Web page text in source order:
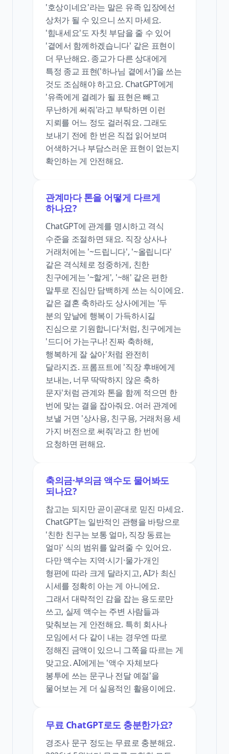
'호상이네요'라는 말은 유족 입장에선
상처가 될 수 있으니 쓰지 마세요.
'힘내세요'도 자칫 부담을 줄 수 있어
'곁에서 함께하겠습니다' 같은 표현이
더 무난해요. 종교가 다른 상대에게
특정 종교 표현('하나님 곁에서')을 쓰는
것도 조심해야 하고요. ChatGPT에게
'유족에게 결례가 될 표현은 빼고
무난하게 써줘'라고 부탁하면 이런
지뢰를 어느 정도 걸러줘요. 그래도
보내기 전에 한 번은 직접 읽어보며
어색하거나 부담스러운 표현이 없는지
확인하는 게 안전해요.
관계마다 톤을 어떻게 다르게
하나요?
ChatGPT에 관계를 명시하고 격식
수준을 조절하면 돼요. 직장 상사나
거래처에는 '~드립니다', '~올립니다'
같은 격식체로 정중하게, 친한
친구에게는 '~할게', '~해' 같은 편한
말투로 진심만 담백하게 쓰는 식이에요.
같은 결혼 축하라도 상사에게는 '두
분의 앞날에 행복이 가득하시길
진심으로 기원합니다'처럼, 친구에게는
'드디어 가는구나! 진짜 축하해,
행복하게 잘 살아'처럼 완전히
달라지죠. 프롬프트에 '직장 후배에게
보내는, 너무 딱딱하지 않은 축하
문자'처럼 관계와 톤을 함께 적으면 한
번에 맞는 결을 잡아줘요. 여러 관계에
보낼 거면 '상사용, 친구용, 거래처용 세
가지 버전으로 써줘'라고 한 번에
요청하면 편해요.
축의금·부의금 액수도 물어봐도
되나요?
참고는 되지만 곧이곧대로 믿진 마세요.
ChatGPT는 일반적인 관행을 바탕으로
'친한 친구는 보통 얼마, 직장 동료는
얼마' 식의 범위를 알려줄 수 있어요.
다만 액수는 지역·시기·물가·개인
형편에 따라 크게 달라지고, AI가 최신
시세를 정확히 아는 게 아니에요.
그래서 대략적인 감을 잡는 용도로만
쓰고, 실제 액수는 주변 사람들과
맞춰보는 게 안전해요. 특히 회사나
모임에서 다 같이 내는 경우엔 따로
정해진 금액이 있으니 그쪽을 따르는 게
맞고요. AI에게는 '액수 자체보다
봉투에 쓰는 문구나 전달 예절'을
물어보는 게 더 실용적인 활용이에요.
무료 ChatGPT로도 충분한가요?
경조사 문구 정도는 무료로 충분해요.